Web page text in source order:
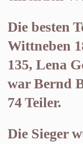
Die besten
Wittneben
135, Lena
war Bernd
74 Teiler.
Die Sieger